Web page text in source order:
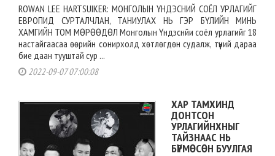
ROWAN LEE HARTSUIKER: МОНГОЛЫН ҮНДЭСНИЙ СОЁЛ УРЛАГИЙГ
ЕВРОПИД СУРТАЛЧЛАН, ТАНИУЛАХ НЬ ГЭР БҮЛИЙН МИНЬ
ХАМГИЙН ТОМ МӨРӨӨДӨЛ Монголын Үндэснйи соёл урлагийг 18
настайгаасаа өөрийн сонирхолд хөтлөгдөн судалж, түүний дараа
бие даан тууштай сур ...
2022-09-07 07:00:08
ХАР ТАМХИНД
ДОНТСОН
УРЛАГИЙНХНЫГ
ТАЙЗНААС НЬ
БҮРМӨСӨН БУУЛГАЯ